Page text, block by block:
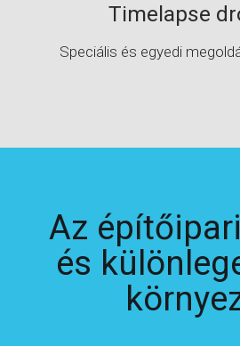
Timelapse
Speciális és egyedi
Az
és